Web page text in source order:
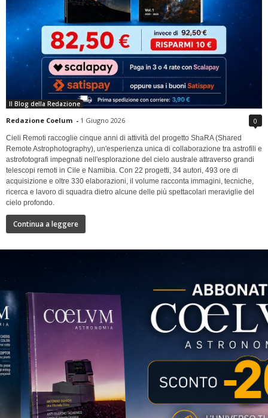
Il Blog della Redazione
Redazione Coelum - 1 Giugno 2026 0
Cieli Remoti raccoglie cinque anni di attività del progetto ShaRA (Shared
Remote Astrophotography), un'esperienza unica di collaborazione tra astrofili e
astrofotografi impegnati nell'esplorazione del cielo australe attraverso grandi
telescopi remoti in Cile e Namibia. Con 22 progetti, 34 autori, 493 ore di
acquisizione e oltre 330 elaborazioni, il volume racconta immagini, tecniche,
ricerca e lavoro di squadra dietro alcune delle più spettacolari meraviglie del
cielo profondo.
Continua a leggere